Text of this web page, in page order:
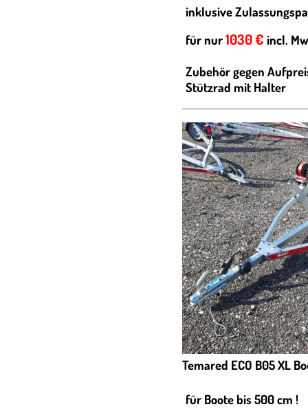
inklusive
für nur1030 € incl.
Zubehör gegen
Stützrad mit Halter
Temared ECO B05 XL
für Boote bis 500 cm !